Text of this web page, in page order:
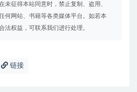
未征得本站同意时，禁止复制、盗用、
何网站、书籍等各类媒体平台。如若本
法权益，可联系我们进行处理。
链接